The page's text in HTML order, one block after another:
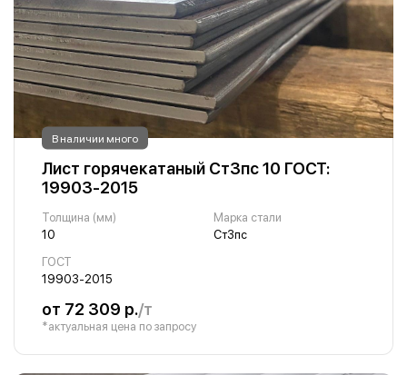
В наличии много
Лист горячекатаный Ст3пс 10 ГОСТ:
19903-2015
Толщина (мм)
10
Марка стали
Ст3пс
ГОСТ
19903-2015
от 72 309 р./т
*актуальная цена по запросу